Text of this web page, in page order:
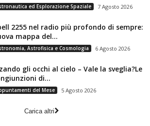
ed Esplorazione Spaziale 7 Agosto 2026
2255 nel radio più profondo di sempre:
mappa del...
Astrofisica e Cosmologia 6 Agosto 2026
gli occhi al cielo – Vale la sveglia?Le
di...
del Mese 5 Agosto 2026
Carica altri